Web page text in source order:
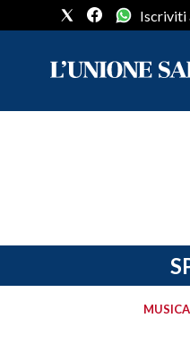
Iscriviti
MUSICA